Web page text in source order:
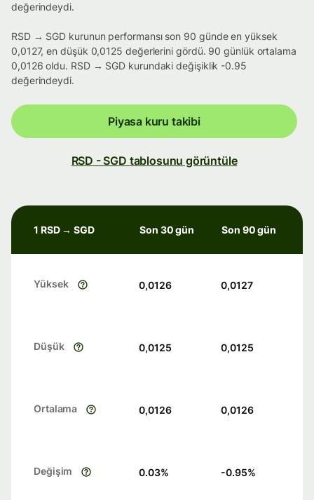
değerindeydi.
RSD → SGD kurunun performansı son 90 günde en yüksek
0,0127, en düşük 0,0125 değerlerini gördü. 90 günlük ortalama
0,0126 oldu. RSD → SGD kurundaki değişiklik -0.95
değerindeydi.
Piyasa kuru takibi
RSD - SGD tablosunu görüntüle
1 RSD → SGD Son 30 gün Son 90 gün
Yüksek 0,0126 0,0127
Düşük 0,0125 0,0125
Ortalama 0,0126 0,0126
Değişim 0.03% -0.95%